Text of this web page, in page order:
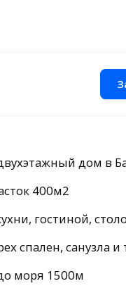
дом в
400м2
гостиной,
спален, санузла и
моря 1500м